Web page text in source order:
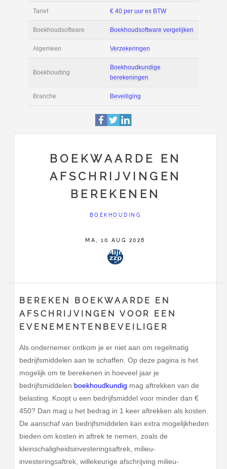
Actie Prijsopgave
€ 2.300 tot € 3.100
maand
Tarief
Boekhoudsoftware
Boekhouding
Boekhoudkundige
berekeningen
BOEKWAARDE EN
AFSCHRIJVINGEN
BEREKENEN
BOEKHOUDING
MA, 10 AUG 2026
BEREKEN BOEKWAARDE EN
AFSCHRIJVINGEN VOOR EEN
EVENEMENTENBEVEILIGER
Als ondernemer ontkom je er niet aan om regelmatig
bedrijfsmiddelen aan te schaffen. Op deze pagina is het
mogelijk om te berekenen in hoeveel jaar je
bedrijfsmiddelen boekhoudkundig mag aftrekken van de
belasting. Koopt u een bedrijfsmiddel voor minder dan €
450? Dan mag u het bedrag in 1 keer aftrekken als kosten.
De aanschaf van bedrijfsmiddelen kan extra mogelijkheden
bieden om kosten in aftrek te nemen, zoals de
kleinschaligheidsinvesteringsaftrek, milieu-
investeringsaftrek, willekeurige afschrijving milieu-